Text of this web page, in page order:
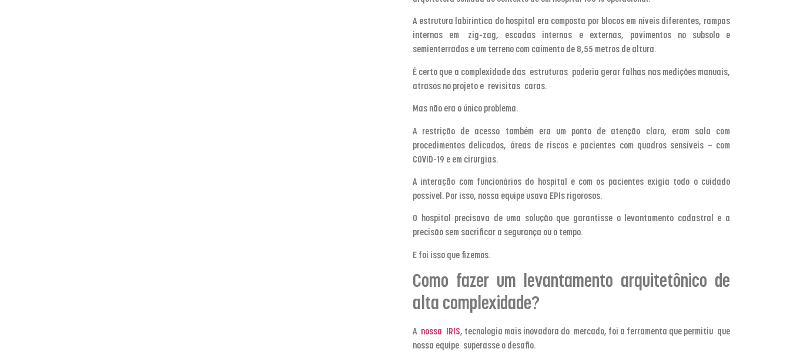
A estrutura labiríntica do hospital era composta por blocos em níveis diferentes, rampas
internas em zig-zag, escadas internas e externas, pavimentos no subsolo e
semienterrados e um terreno com caimento de 8,55 metros de altura.
É certo que a complexidade das estruturas poderia gerar falhas nas medições manuais,
atrasos no projeto e revisitas caras.
Mas não era o único problema.
A restrição de acesso também era um ponto de atenção claro, eram sala com
procedimentos delicados, áreas de riscos e pacientes com quadros sensíveis — com
COVID-19 e em cirurgias.
A interação com funcionários do hospital e com os pacientes exigia todo o cuidado
possível. Por isso, nossa equipe usava EPIs rigorosos.
O hospital precisava de uma solução que garantisse o levantamento cadastral e a
precisão sem sacrificar a segurança ou o tempo.
E foi isso que fizemos.
Como fazer um levantamento arquitetônico de
alta complexidade?
A nossa IRIS, tecnologia mais inovadora do mercado, foi a ferramenta que permitiu que
nossa equipe superasse o desafio.